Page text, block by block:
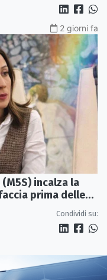
2 giorni fa
incalza la
prima delle
Condividi su: